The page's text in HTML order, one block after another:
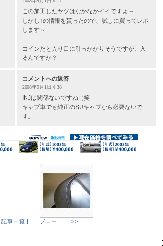
この加工したヤツはなかなかイイですよ～
しかし↑の情報を貰ったので、試しに買ってレポ
します～
コインだと入り口に引っかかりそうですが、入
るんですか？
コメントへの返答
2008年9月1日 0:38
INJは関係ないですね（笑
キャブ車でも純正のSUキャブなら必要ないで
す。
| 記事一覧 | ブロー >>